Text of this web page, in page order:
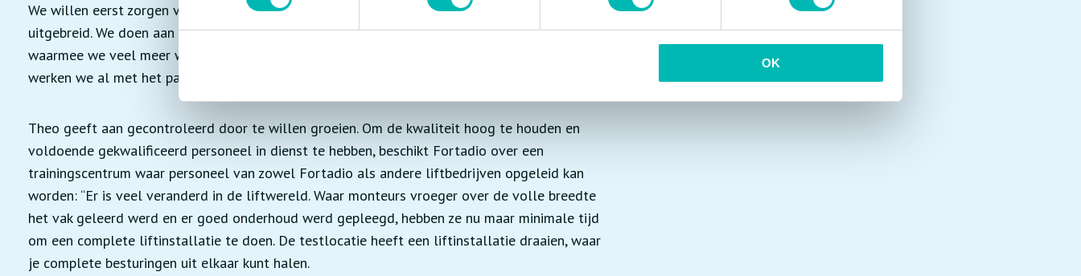
OK
We willen eerst zorgen voor stabiliteit in het automatiseringsproces, voordat er wordt
uitgebreid. We doen aan slimme modernisering en hebben ook een ERP-pakket opgezet,
waarmee we veel meer willen digitaliseren en hierin ook de liftinstallaties zetten. Inmiddels
werken we al met het pakket en moet alleen het digitale planbord nog toegevoegd worden.”
Theo geeft aan gecontroleerd door te willen groeien. Om de kwaliteit hoog te houden en
voldoende gekwalificeerd personeel in dienst te hebben, beschikt Fortadio over een
trainingscentrum waar personeel van zowel Fortadio als andere liftbedrijven opgeleid kan
worden: “Er is veel veranderd in de liftwereld. Waar monteurs vroeger over de volle breedte
het vak geleerd werd en er goed onderhoud werd gepleegd, hebben ze nu maar minimale tijd
om een complete liftinstallatie te doen. De testlocatie heeft een liftinstallatie draaien, waar
je complete besturingen uit elkaar kunt halen.